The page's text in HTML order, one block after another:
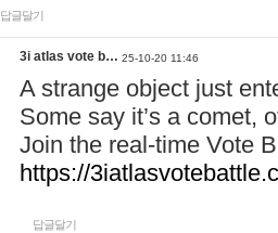
답글달기
3i atlas vote b… 25-10-20 11:46
A strange object just
Some say it’s a comet,
Join the real-time Vote
https://
답글달기